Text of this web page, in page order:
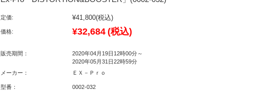
定価: ¥41,800(税込)
価格: ¥32,684 (税込)
販売期間：
2020年04月19日12時00分～
2020年05月31日22時59分
メーカー：
ＥＸ－Ｐｒｏ
型番： 0002-032